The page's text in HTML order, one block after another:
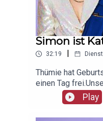
Simon ist
32:19
Thümie hat
einen Tag
mit dem Code
einfach hier:
https://
Play